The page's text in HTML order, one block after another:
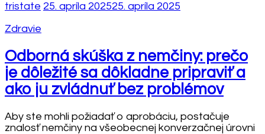
tristate 25. apríla 202525. apríla 2025
Zdravie
Odborná skúška z nemčiny: prečo
je dôležité sa dôkladne pripraviť a
ako ju zvládnuť bez problémov
Aby ste mohli požiadať o aprobáciu, postačuje
znalosť nemčiny na všeobecnej konverzačnej úrovni